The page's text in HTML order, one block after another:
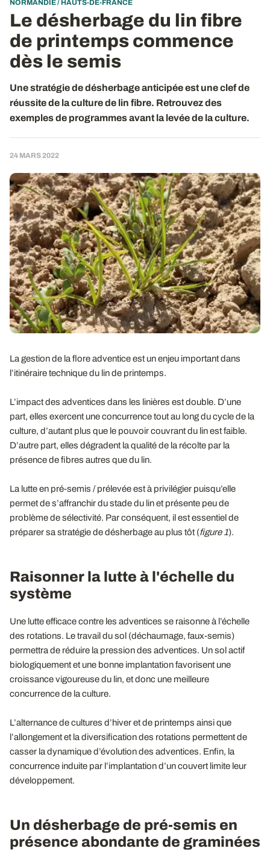
NORMANDIE / HAUTS-DE-FRANCE
Le désherbage du lin fibre
de printemps commence
dès le semis
Une stratégie de désherbage anticipée est une clef de
réussite de la culture de lin fibre. Retrouvez des
exemples de programmes avant la levée de la culture.
24 MARS 2022
La gestion de la flore adventice est un enjeu important dans
l’itinéraire technique du lin de printemps.
L’impact des adventices dans les linières est double. D’une
part, elles exercent une concurrence tout au long du cycle de la
culture, d’autant plus que le pouvoir couvrant du lin est faible.
D’autre part, elles dégradent la qualité de la récolte par la
présence de fibres autres que du lin.
La lutte en pré-semis / prélevée est à privilégier puisqu’elle
permet de s’affranchir du stade du lin et présente peu de
problème de sélectivité. Par conséquent, il est essentiel de
préparer sa stratégie de désherbage au plus tôt (figure 1).
Raisonner la lutte à l'échelle du
système
Une lutte efficace contre les adventices se raisonne à l’échelle
des rotations. Le travail du sol (déchaumage, faux-semis)
permettra de réduire la pression des adventices. Un sol actif
biologiquement et une bonne implantation favorisent une
croissance vigoureuse du lin, et donc une meilleure
concurrence de la culture.
L’alternance de cultures d’hiver et de printemps ainsi que
l’allongement et la diversification des rotations permettent de
casser la dynamique d’évolution des adventices. Enfin, la
concurrence induite par l’implantation d’un couvert limite leur
développement.
Un désherbage de pré-semis en
présence abondante de graminées